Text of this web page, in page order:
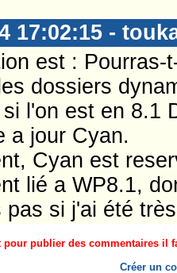
17:02:15 -
est :
dossiers
l'on est en 8.1
a jour Cyan.
Cyan est
lié a WP8.1,
pas si j'ai été
pour publier des commentaires il
Créer un